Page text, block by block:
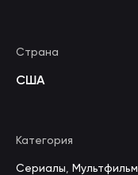
Страна
США
Категория
Сериалы Мультфильм